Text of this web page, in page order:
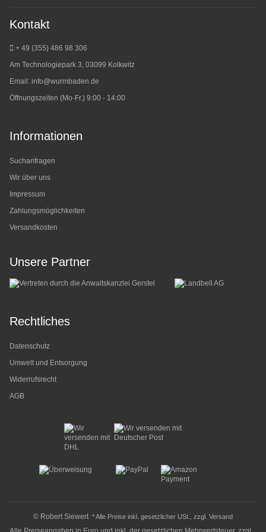
Kontakt
+ 49 (355) 486 98 306
Am Technologiepark 3, 03099 Kolkwitz
Email: info@wurmbaden.de
Öffnungszeiten (Mo-Fr.) 9:00 - 14:00
Informationen
Suchanfragen
Wir über uns
Impressum
Zahlungsmöglichkeiten
Versandkosten
Unsere Partner
Rechtliches
Datenschutz
Umwelt und Entsorgung
Widerrufsrecht
AGB
© Robert Siewert* Alle Preise inkl. gesetzlicher USt., zzgl. Versand